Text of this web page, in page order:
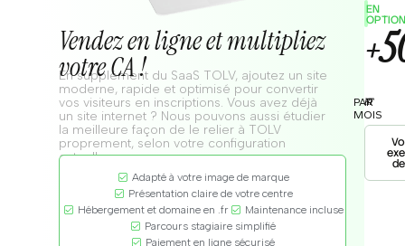
Vendez en ligne et multipliez
votre CA !
En supplément du SaaS TOLV, ajoutez un site
moderne, rapide et optimisé pour convertir
vos visiteurs en inscriptions. Vous avez déjà
un site internet ? Nous pouvons aussi étudier
la meilleure façon de le relier à TOLV
proprement, selon votre configuration
actuelle.
Adapté à votre image de marque
Présentation claire de votre centre
Hébergement et domaine en .fr
Maintenance incluse
Parcours stagiaire simplifié
Paiement en ligne sécurisé
EN
+
HT
PAR
MOIS